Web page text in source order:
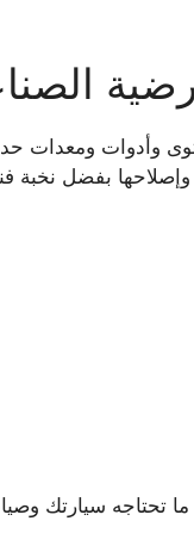
وأدوات ومعدات
وإصلاحها بفضل نخبة
ما تحتاجه سيارتك